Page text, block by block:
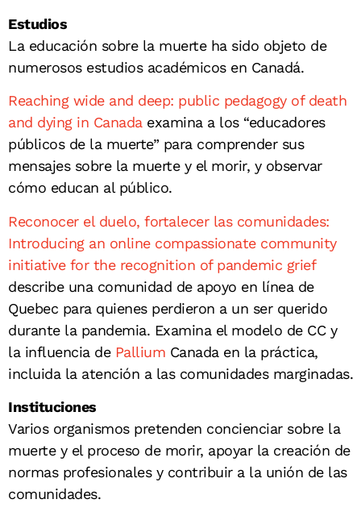
Estudios
La educación sobre la muerte ha sido objeto de
numerosos estudios académicos en Canadá.
Reaching wide and deep: public pedagogy of death
and dying in Canadaexamina a los “educadores
públicos de la muerte” para comprender sus
mensajes sobre la muerte y el morir, y observar
cómo educan al público.
Reconocer el duelo, fortalecer las comunidades:
Introducing an online compassionate community
initiative for the recognition of pandemic grief
describe una comunidad de apoyo en línea de
Quebec para quienes perdieron a un ser querido
durante la pandemia. Examina el modelo de CC y
la influencia dePallium Canada en la práctica,
incluida la atención a las comunidades marginadas.
Instituciones
Varios organismos pretenden concienciar sobre la
muerte y el proceso de morir, apoyar la creación de
normas profesionales y contribuir a la unión de las
comunidades.